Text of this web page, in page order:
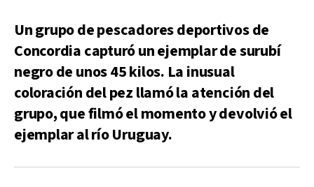
Un grupo de pescadores deportivos de
Concordia capturó un ejemplar de surubí
negro de unos 45 kilos. La inusual
coloración del pez llamó la atención del
grupo, que filmó el momento y devolvió el
ejemplar al río Uruguay.